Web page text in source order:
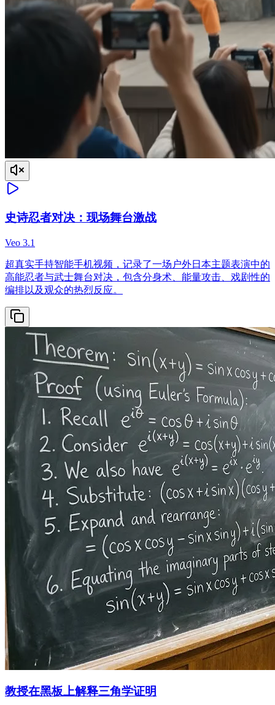
史诗忍者对决：现场舞台激战
Veo 3.1
超真实手持智能手机视频，记录了一场户外日本主题表演中的
高能忍者与武士舞台对决，包含分身术、能量攻击、戏剧性的
编排以及观众的热烈反应。
教授在黑板上解释三角学证明